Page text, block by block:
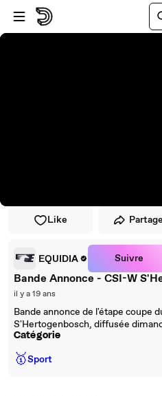
Passer au player
Passer au contenu principal
Like
EQUIDIA Suivre
Bande Annonce - CSI-W
il y a 19 ans
Bande annonce de l'étape coupe
S'Hertogenbosch, diffusée
Catégorie
🥇Sport